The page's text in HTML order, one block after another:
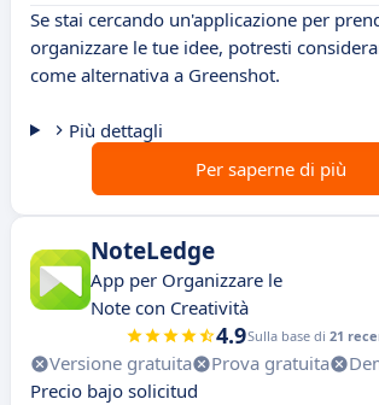
Se stai cercando un'applicazione per
organizzare le tue idee, potresti
come alternativa a Greenshot.
Più dettagli
Per saperne di più
NoteLedge
App per Organizzare le
Note con Creatività
4.9Sulla base di 21
Versione gratuita Prova gratuita
Precio bajo solicitud